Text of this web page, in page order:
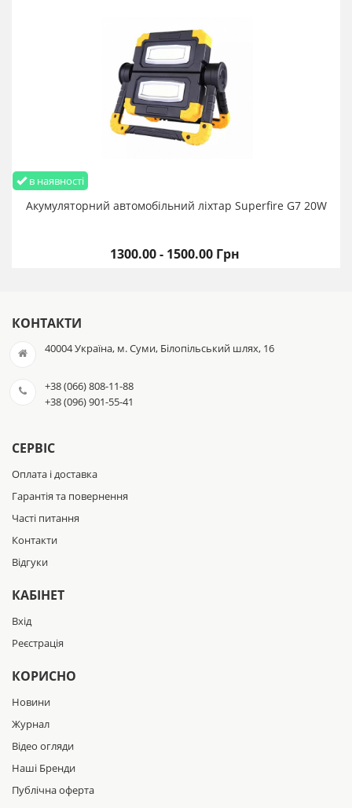
в наявності
Акумуляторний автомобільний ліхтар Superfire G7 20W
1300.00 - 1500.00 Грн
КОНТАКТИ
40004 Україна, м. Суми, Білопільський шлях, 16
+38 (066) 808-11-88
+38 (096) 901-55-41
СЕРВІС
Оплата і доставка
Гарантія та повернення
Часті питання
Контакти
Відгуки
КАБІНЕТ
Вхід
Реєстрація
КОРИСНО
Новини
Журнал
Відео огляди
Наші Бренди
Публічна оферта